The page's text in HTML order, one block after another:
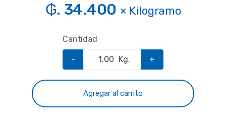
₲. 34.400 × Kilogramo
Cantidad
- Kg. +
Agregar al carrito